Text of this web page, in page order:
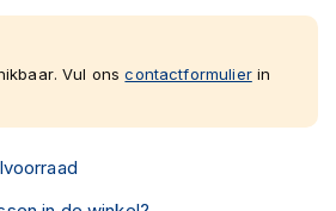
Vul onscontactformulierin